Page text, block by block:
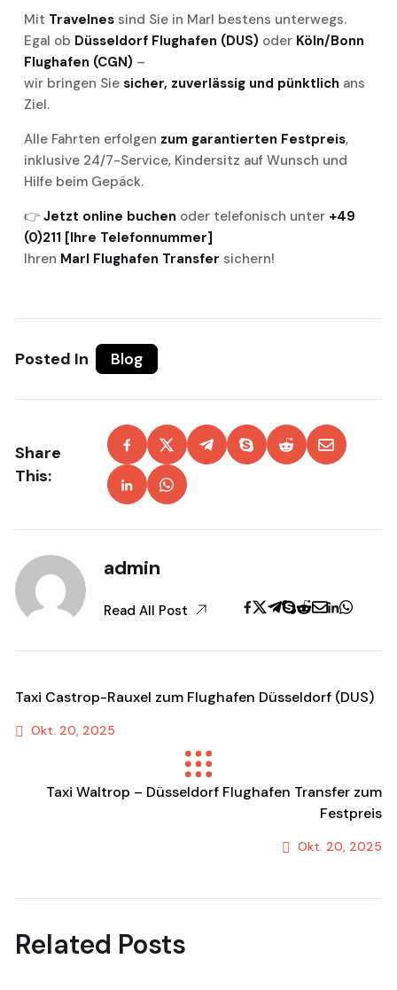
Mit Travelnes sind Sie in Marl bestens unterwegs.
Egal ob Düsseldorf Flughafen (DUS) oder Köln/Bonn
Flughafen (CGN) –
wir bringen Sie sicher, zuverlässig und pünktlich ans
Ziel.
Alle Fahrten erfolgen zum garantierten Festpreis,
inklusive 24/7-Service, Kindersitz auf Wunsch und
Hilfe beim Gepäck.
👉 Jetzt online buchen oder telefonisch unter +49
(0)211 [Ihre Telefonnummer]
Ihren Marl Flughafen Transfer sichern!
Posted In Blog
Share
This:
admin
Read All Post
Taxi Castrop-Rauxel zum Flughafen Düsseldorf (DUS)
Okt. 20, 2025
Taxi Waltrop – Düsseldorf Flughafen Transfer zum
Festpreis
Okt. 20, 2025
Related Posts